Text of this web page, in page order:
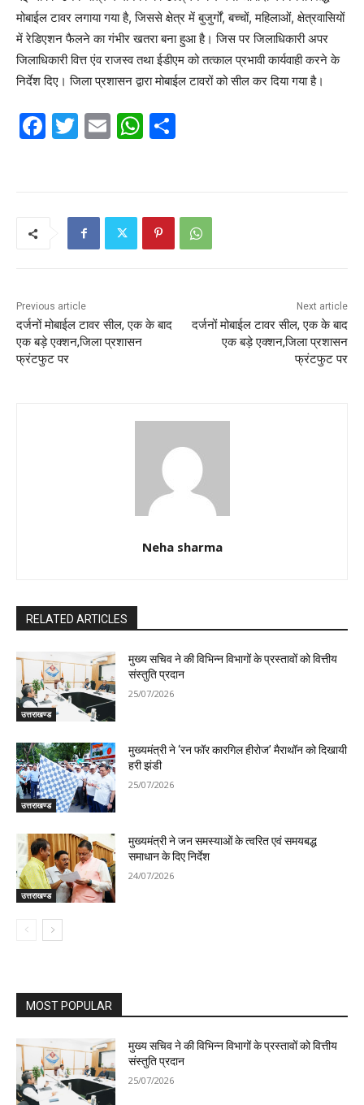
मोबाईल टावर लगाया गया है, जिससे क्षेत्र में बुजुर्गों, बच्चों, महिलाओं, क्षेत्रवासियों
में रेडिएशन फैलने का गंभीर खतरा बना हुआ है। जिस पर जिलाधिकारी अपर
जिलाधिकारी वित्त एंव राजस्व तथा ईडीएम को तत्काल प्रभावी कार्यवाही करने के
निर्देश दिए। जिला प्रशासन द्वारा मोबाईल टावरों को सील कर दिया गया है।
F
k
T
E
W
A
p
Previous article
दर्जनों मोबाईल टावर सील, एक के बाद
एक बड़े एक्शन,जिला प्रशासन
फ्रंटफुट पर
Next article
दर्जनों मोबाईल टावर सील, एक के बाद
एक बड़े एक्शन,जिला प्रशासन
फ्रंटफुट पर
Neha sharma
RELATED ARTICLES
उत्तराखण्ड
मुख्य सचिव ने की विभिन्न विभागों के प्रस्तावों को वित्तीय
संस्तुति प्रदान
25/07/2026
उत्तराखण्ड
मुख्यमंत्री ने ‘रन फॉर कारगिल हीरोज’ मैराथॉन को दिखायी
हरी झंडी
25/07/2026
उत्तराखण्ड
मुख्यमंत्री ने जन समस्याओं के त्वरित एवं समयबद्ध
समाधान के दिए निर्देश
24/07/2026
MOST POPULAR
मुख्य सचिव ने की विभिन्न विभागों के प्रस्तावों को वित्तीय
संस्तुति प्रदान
25/07/2026